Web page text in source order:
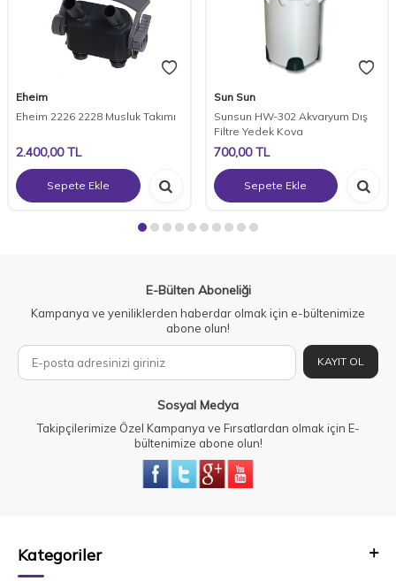
Eheim
Eheim 2226 2228 Musluk Takımı
2.400,00TL
Sepete Ekle
Sun Sun
Sunsun HW-302 Akvaryum Dış
Filtre Yedek Kova
700,00TL
Sepete Ekle
E-Bülten Aboneliği
Kampanya ve yeniliklerden haberdar olmak için e-bültenimize
abone olun!
KAYIT OL
Sosyal Medya
Takipçilerimize Özel Kampanya ve Fırsatlardan olmak için E-
bültenimize abone olun!
Kategoriler